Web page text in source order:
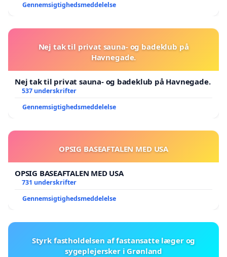
Gennemsigtighedsmeddelelse
Nej tak til privat sauna- og badeklub på
Havnegade.
Nej tak til privat sauna- og badeklub på Havnegade.
537 underskrifter
Gennemsigtighedsmeddelelse
OPSIG BASEAFTALEN MED USA
OPSIG BASEAFTALEN MED USA
731 underskrifter
Gennemsigtighedsmeddelelse
Styrk fastholdelsen af fastansatte læger og
sygeplejersker i Grønland